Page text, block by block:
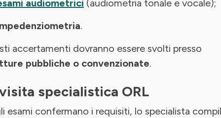
audiometrici (audiometria tonale e vocale);
.
accertamenti dovranno essere svolti presso
pubbliche o convenzionate.
specialistica ORL
esami confermano i requisiti, lo specialista